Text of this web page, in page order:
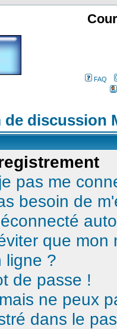
FAQ
discussion
pas me
besoin de
que
ligne ?
de passe !
ne peux
dans le